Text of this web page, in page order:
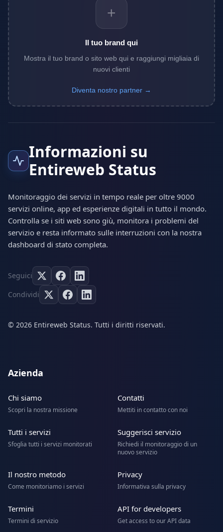
+
Il tuo brand qui
Mostra il tuo brand o sito web qui e raggiungi migliaia di
nuovi clienti
Diventa nostro partner →
Informazioni su
Entireweb Status
Monitoraggio dei servizi in tempo reale per oltre 9000
servizi online, app ed esperienze digitali in tutto il mondo.
Controlla se i siti web sono giù, monitora i problemi del
servizio e resta informato sulle interruzioni con la nostra
dashboard di stato completa.
Seguici
Condividi
© 2026 Entireweb Status. Tutti i diritti riservati.
Azienda
Chi siamo
Scopri la nostra missione
Contatti
Mettiti in contatto con noi
Tutti i servizi
Sfoglia tutti i servizi monitorati
Suggerisci servizio
Richiedi il monitoraggio di un
nuovo servizio
Il nostro metodo
Come monitoriamo i servizi
Privacy
Informativa sulla privacy
Termini
Termini di servizio
API for developers
Get access to our API data